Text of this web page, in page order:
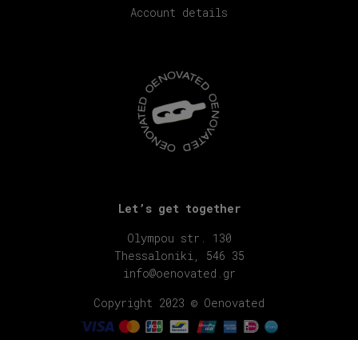
Account details
Let’s get together
Olympou str. 130
Thessaloniki, 546 35
info@oenovated.gr
Copyright 2023 © Oenovated